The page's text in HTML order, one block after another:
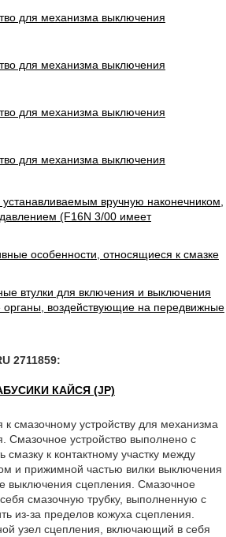
вручную наконечником,
(F16N 3/00 имеет
особенности, относящиеся к смазке
втулки для включения и выключения
воздействующие на передвижные
2711859:
КАЙСЯ (JP)
к смазочному устройству для механизма
Смазочное устройство выполнено с
смазку к контактному участку между
и прижимной частью вилки выключения
выключения сцепления. Смазочное
смазочную трубку, выполненную с
из-за пределов кожуха сцепления.
узел сцепления, включающий в себя